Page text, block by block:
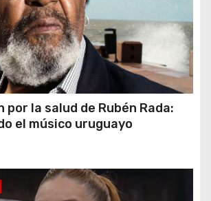
por la salud de Rubén Rada:
el músico uruguayo